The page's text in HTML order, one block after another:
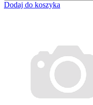
Dodaj do koszyka